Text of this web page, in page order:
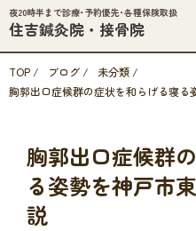
夜20時半まで診療･予約優先･各種保険取扱
住吉鍼灸院・接骨院
TOP / ブログ / 未分類 /
胸郭出口症候群の症状を和らげる寝る
胸郭出口症候群
る姿勢を神戸市
説